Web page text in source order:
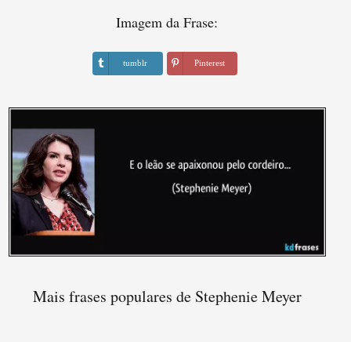
Imagem da Frase:
tumblr Pinterest
Mais frases populares de Stephenie Meyer